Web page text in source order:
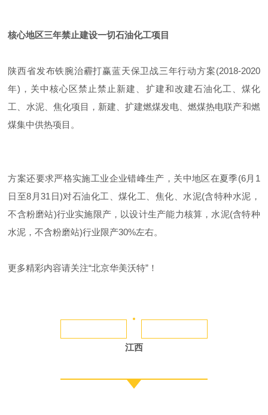
核心地区三年禁止建设一切石油化工项目
陕西省发布铁腕治霾打赢蓝天保卫战三年行动方案(2018-2020
年)，关中核心区禁止禁止新建、扩建和改建石油化工、煤化
工、水泥、焦化项目，新建、扩建燃煤发电、燃煤热电联产和燃
煤集中供热项目。
方案还要求严格实施工业企业错峰生产，关中地区在夏季(6月1
日至8月31日)对石油化工、煤化工、焦化、水泥(含特种水泥，
不含粉磨站)行业实施限产，以设计生产能力核算，水泥(含特种
水泥，不含粉磨站)行业限产30%左右。
更多精彩内容请关注“北京华美沃特”！
江西